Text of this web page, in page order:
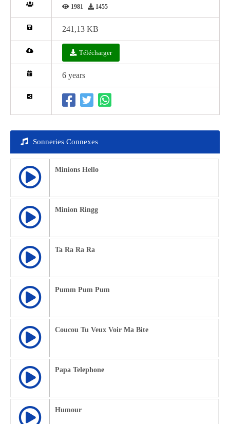
1981 1455
241,13 KB
Télécharger
6 years
Sonneries Connexes
Minions Hello
Minion Ringg
Ta Ra Ra Ra
Pumm Pum Pum
Coucou Tu Veux Voir Ma Bite
Papa Telephone
Humour